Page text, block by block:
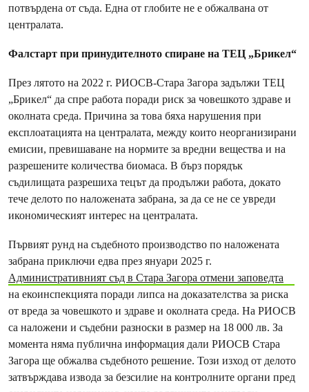
потвърдена от съда. Една от глобите не е обжалвана от
централата.
Фалстарт при принудителното спиране на ТЕЦ „Брикел“
През лятото на 2022 г. РИОСВ-Стара Загора задължи ТЕЦ
„Брикел“ да спре работа поради риск за човешкото здраве и
околната среда. Причина за това бяха нарушения при
експлоатацията на централата, между които неорганизирани
емисии, превишаване на нормите за вредни вещества и на
разрешените количества биомаса. В бърз порядък
съдилищата разрешиха тецът да продължи работа, докато
тече делото по наложената забрана, за да се не се увреди
икономическият интерес на централата.
Първият рунд на съдебното производство по наложената
забрана приключи едва през януари 2025 г.
Административният съд в Стара Загора отмени заповедта
на екоинспекцията поради липса на доказателства за риска
от вреда за човешкото и здраве и околната среда. На РИОСВ
са наложени и съдебни разноски в размер на 18 000 лв. За
момента няма публична информация дали РИОСВ Стара
Загора ще обжалва съдебното решение. Този изход от делото
затвърждава извода за безсилие на контролните органи пред